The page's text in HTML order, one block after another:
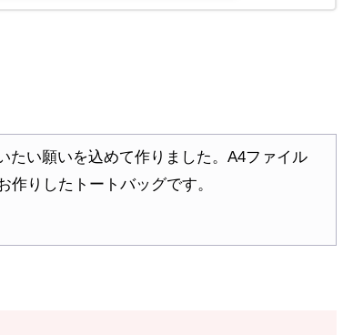
たい願いを込めて作りました。A4ファイル
作りしたトートバッグです。